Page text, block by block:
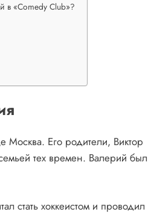
в «Comedy Club»?
Москва. Его родители, Виктор
тех времен. Валерий был
стать хоккеистом и проводил